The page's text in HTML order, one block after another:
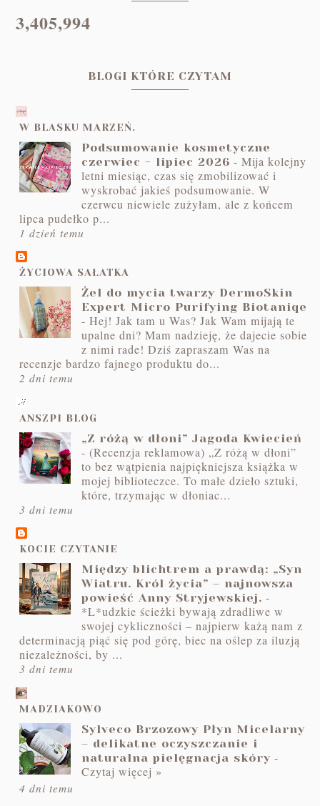
3,405,994
BLOGI KTÓRE CZYTAM
W BLASKU MARZEŃ.
Podsumowanie kosmetyczne
czerwiec - lipiec 2026 -Mija kolejny
letni miesiąc, czas się zmobilizować i
wyskrobać jakieś podsumowanie. W
czerwcu niewiele zużyłam, ale z końcem
lipca pudełko p...
1 dzień temu
ŻYCIOWA SAŁATKA
Żel do mycia twarzy DermoSkin
Expert Micro Purifying Biotaniqe
-Hej! Jak tam u Was? Jak Wam mijają te
upalne dni? Mam nadzieję, że dajecie sobie
z nimi rade! Dziś zapraszam Was na
recenzje bardzo fajnego produktu do...
2 dni temu
ANSZPI BLOG
„Z różą w dłoni” Jagoda Kwiecień
-(Recenzja reklamowa) „Z różą w dłoni”
to bez wątpienia najpiękniejsza książka w
mojej biblioteczce. To małe dzieło sztuki,
które, trzymając w dłoniac...
3 dni temu
KOCIE CZYTANIE
Między blichtrem a prawdą: „Syn
Wiatru. Król życia” – najnowsza
powieść Anny Stryjewskiej. -
*L*udzkie ścieżki bywają zdradliwe w
swojej cykliczności – najpierw każą nam z
determinacją piąć się pod górę, biec na oślep za iluzją
niezależności, by ...
3 dni temu
MADZIAKOWO
Sylveco Brzozowy Płyn Micelarny
– delikatne oczyszczanie i
naturalna pielęgnacja skóry -
Czytaj więcej »
4 dni temu